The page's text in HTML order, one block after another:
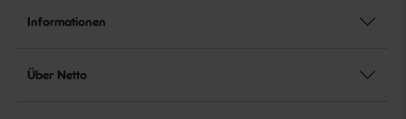
Informationen
Über Netto